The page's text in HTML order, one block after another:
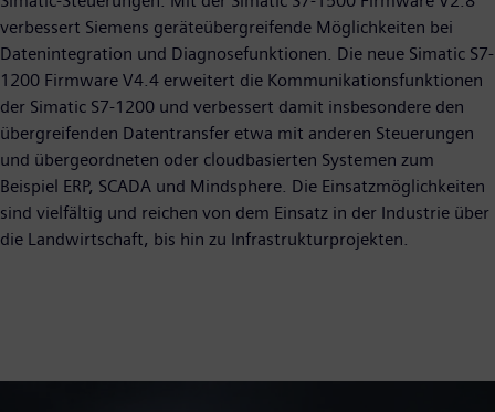
verbessert Siemens geräteübergreifende Möglichkeiten bei
Datenintegration und Diagnosefunktionen. Die neue Simatic S7-
1200 Firmware V4.4 erweitert die Kom­munikationsfunktionen
der Simatic S7-1200 und verbessert damit insbesondere den
übergreifenden Datentransfer etwa mit anderen Steuerungen
und übergeordneten oder cloudbasierten Systemen zum
Beispiel ERP, SCADA und Mindsphere. Die Einsatzmöglichkeiten
sind vielfältig und reichen von dem Einsatz in der Industrie über
die Landwirtschaft, bis hin zu Infrastrukturprojekten.